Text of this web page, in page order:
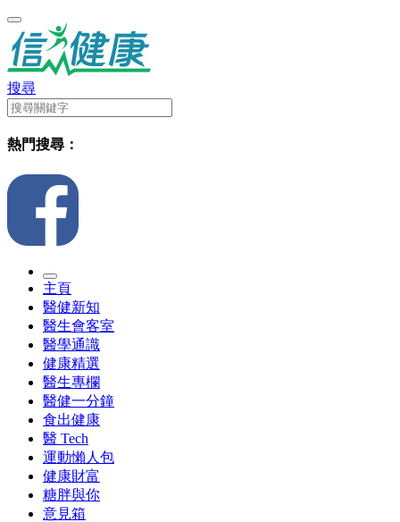
搜尋
熱門搜尋：
主頁
醫健新知
醫生會客室
醫學通識
健康精選
醫生專欄
醫健一分鐘
食出健康
醫 Tech
運動懶人包
健康財富
糖胖與你
意見箱